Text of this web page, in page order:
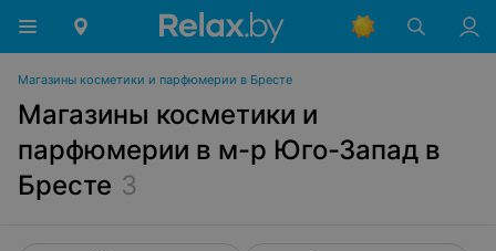
Магазины косметики и парфюмерии в Бресте
Магазины косметики и
парфюмерии в м-р Юго-Запад в
Бресте 3